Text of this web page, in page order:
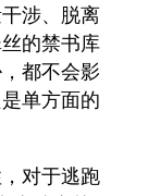
涉、脱离
的禁书库
都不会影
单方面的
对于逃跑